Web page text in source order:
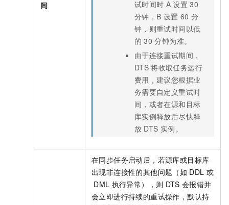
间 试时间时 A 设置 30
分钟，B 设置 60 分
钟，则重试时间以低
的 30 分钟为准。
由于连接重试期间，
DTS 将收取任务运行
费用，建议您根据业
务需要自定义重试时
间，或者在源和目标
库实例释放后尽快释
放 DTS 实例。
在同步任务启动后，若源库或目标库
出现非连接性的其他问题（如 DDL 或
DML 执行异常），则 DTS 会报错并
会立即进行持续的重试操作，默认持